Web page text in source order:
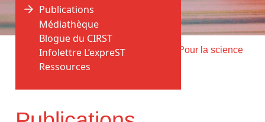
Accueil > Publications > Livraison de Pour la science
Publications
Médiathèque
Blogue du CIRST
Infolettre L’expreST
Ressources